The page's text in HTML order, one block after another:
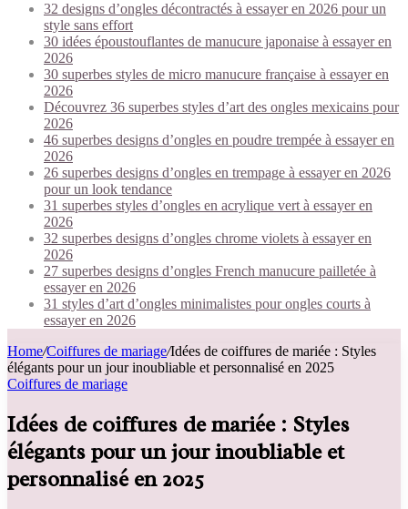
32 designs d’ongles décontractés à essayer en 2026 pour un
style sans effort
30 idées époustouflantes de manucure japonaise à essayer en
2026
30 superbes styles de micro manucure française à essayer en
2026
Découvrez 36 superbes styles d’art des ongles mexicains pour
2026
46 superbes designs d’ongles en poudre trempée à essayer en
2026
26 superbes designs d’ongles en trempage à essayer en 2026
pour un look tendance
31 superbes styles d’ongles en acrylique vert à essayer en
2026
32 superbes designs d’ongles chrome violets à essayer en
2026
27 superbes designs d’ongles French manucure pailletée à
essayer en 2026
31 styles d’art d’ongles minimalistes pour ongles courts à
essayer en 2026
Home/Coiffures de mariage/Idées de coiffures de mariée : Styles
élégants pour un jour inoubliable et personnalisé en 2025
Coiffures de mariage
Idées de coiffures de mariée : Styles
élégants pour un jour inoubliable et
personnalisé en 2025